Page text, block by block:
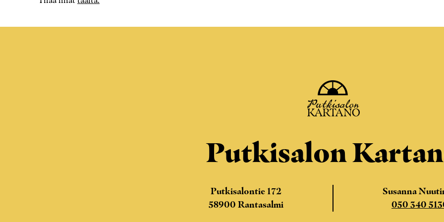
Putkisalon
Putkisalontie 172
58900 Rantasalmi
Susanna
050 340